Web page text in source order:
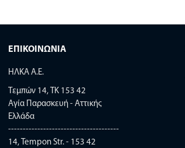
ΕΠΙΚΟΙΝΩΝΙΑ
ΗΛΚΑ Α.Ε.
Τεμπών 14, TK 153 42
Αγία Παρασκευή - Αττικής
Ελλάδα
--------------------------------------
14, Tempon Str. - 153 42